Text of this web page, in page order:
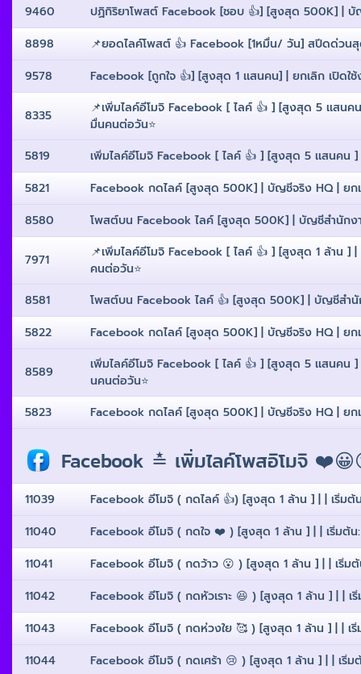
9460
ปฏิกิริยาโพสต์ Facebook [ชอบ 👍] [สูงสุด 500K] | บั
8898
📌ยอดไลค์โพสต์ 👍 Facebook [1หมื่น/ วัน] สปีดด่วน
9578
Facebook [ถูกใจ 👍] [สูงสุด 1 เเสนคน] | ยกเลิก เปิด
8335
📌เพิ่มไลค์อีโมจิ Facebook [ ไลค์ 👍 ] [สูงสุด 5 เเส
มื่นคนต่อวัน⭐️
5819
เพิ่มไลค์อีโมจิ Facebook [ ไลค์ 👍 ] [สูงสุด 5 เเสนค
5821
Facebook กดไลค์ [สูงสุด 500K] | บัญชีจริง HQ | ยก
8580
โพสต์บน Facebook ไลค์ [สูงสุด 500K] | บัญชีสำนักง
7971
📌เพิ่มไลค์อีโมจิ Facebook [ ไลค์ 👍 ] [สูงสุด 1 ล้าน
คนต่อวัน⭐️
8581
โพสต์บน Facebook ไลค์ 👍 [สูงสุด 500K] | บัญชีสำ
5822
Facebook กดไลค์ [สูงสุด 500K] | บัญชีจริง HQ | ยก
8589
เพิ่มไลค์อีโมจิ Facebook [ ไลค์ 👍 ] [สูงสุด 5 เเสนค
นคนต่อวัน⭐️
5823
Facebook กดไลค์ [สูงสุด 500K] | บัญชีจริง HQ | ยก
Facebook ≛ เพิ่มไลค์โพสอิโมจิ
11039
Facebook อีโมจิ ( กดไลค์ 👍) [สูงสุด 1 ล้าน ] | | เริ่มต้
11040
Facebook อีโมจิ ( กดใจ ❤️ ) [สูงสุด 1 ล้าน ] | | เริ่มต้น
11041
Facebook อีโมจิ ( กดว้าว 😮 ) [สูงสุด 1 ล้าน ] | | เริ่ม
11042
Facebook อีโมจิ ( กดหัวเราะ 😆 ) [สูงสุด 1 ล้าน ] | | เ
11043
Facebook อีโมจิ ( กดห่วงใย 🥰 ) [สูงสุด 1 ล้าน ] | | เ
11044
Facebook อีโมจิ ( กดเศร้า 😢 ) [สูงสุด 1 ล้าน ] | | เริ่ม